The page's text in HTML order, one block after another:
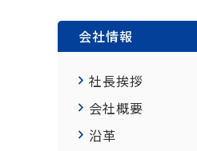
会社情報
社長挨拶
会社概要
沿革